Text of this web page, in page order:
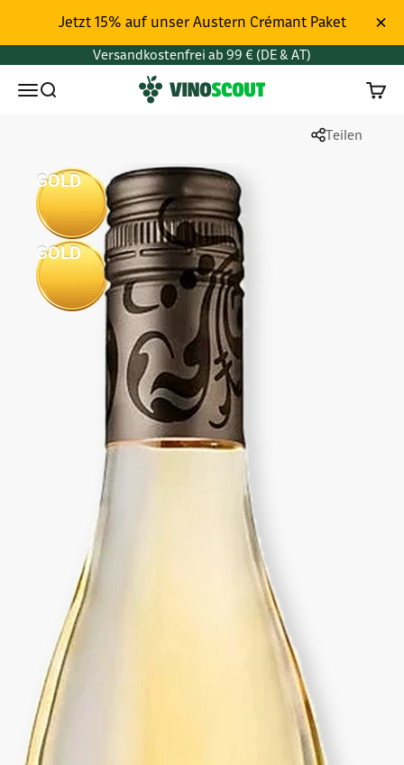
Jetzt 15% auf unser Austern Crémant Paket
Versandkostenfrei ab 99 € (DE & AT)
MenüSuchen Vinoscout
Teilen
GOLD
GOLD